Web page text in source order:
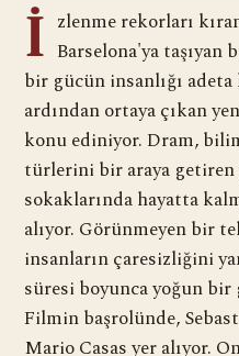
İ zlenme rekorları
Barselona'ya taşıyan
bir gücün insanlığı
ardından ortaya çıkan
konu ediniyor. Dram,
türlerini bir araya getiren
sokaklarında hayatta
alıyor. Görünmeyen bir
insanların çaresizliğini
süresi boyunca yoğun
Filmin başrolünde,
Mario Casas yer alıyor.